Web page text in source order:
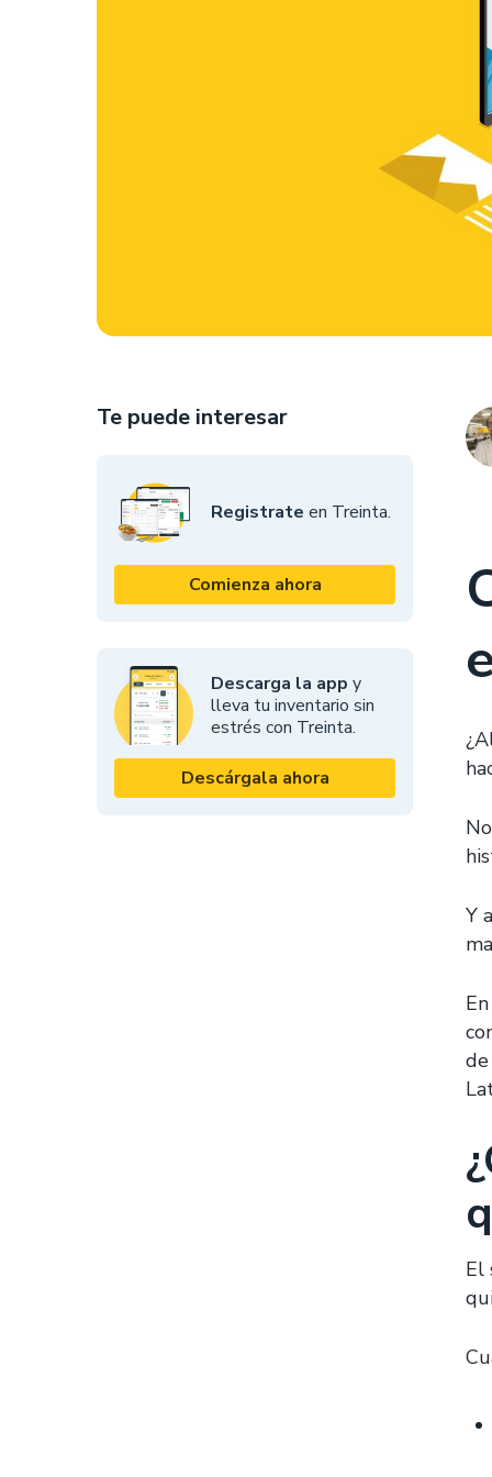
Te puede interesar
Registrate en Treinta.
Comienza ahora
Descarga la app y
lleva tu inventario sin
estrés con Treinta.
Descárgala ahora
Y
El